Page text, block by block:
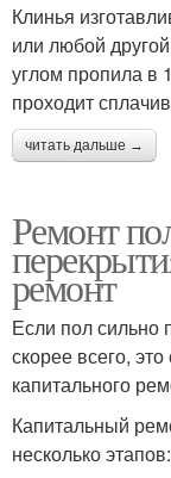
Клинья
или любой
углом пропила в
проходит
читать дальше →
Ремонт
ремонт
Если пол сильно
скорее всего,
капитального
Капитальный
несколько этапов: